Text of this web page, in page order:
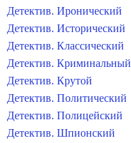
Детектив. Иронический
Детектив. Исторический
Детектив. Классический
Детектив. Криминальный
Детектив. Крутой
Детектив. Политический
Детектив. Полицейский
Детектив. Шпионский